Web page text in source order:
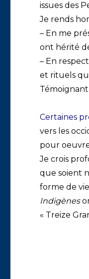
issues des
Je rends
– En me
ont hérité
– En
et rituels
Certaines
vers les
pour
Je crois
que soient
forme de
Indigènes
« Treize